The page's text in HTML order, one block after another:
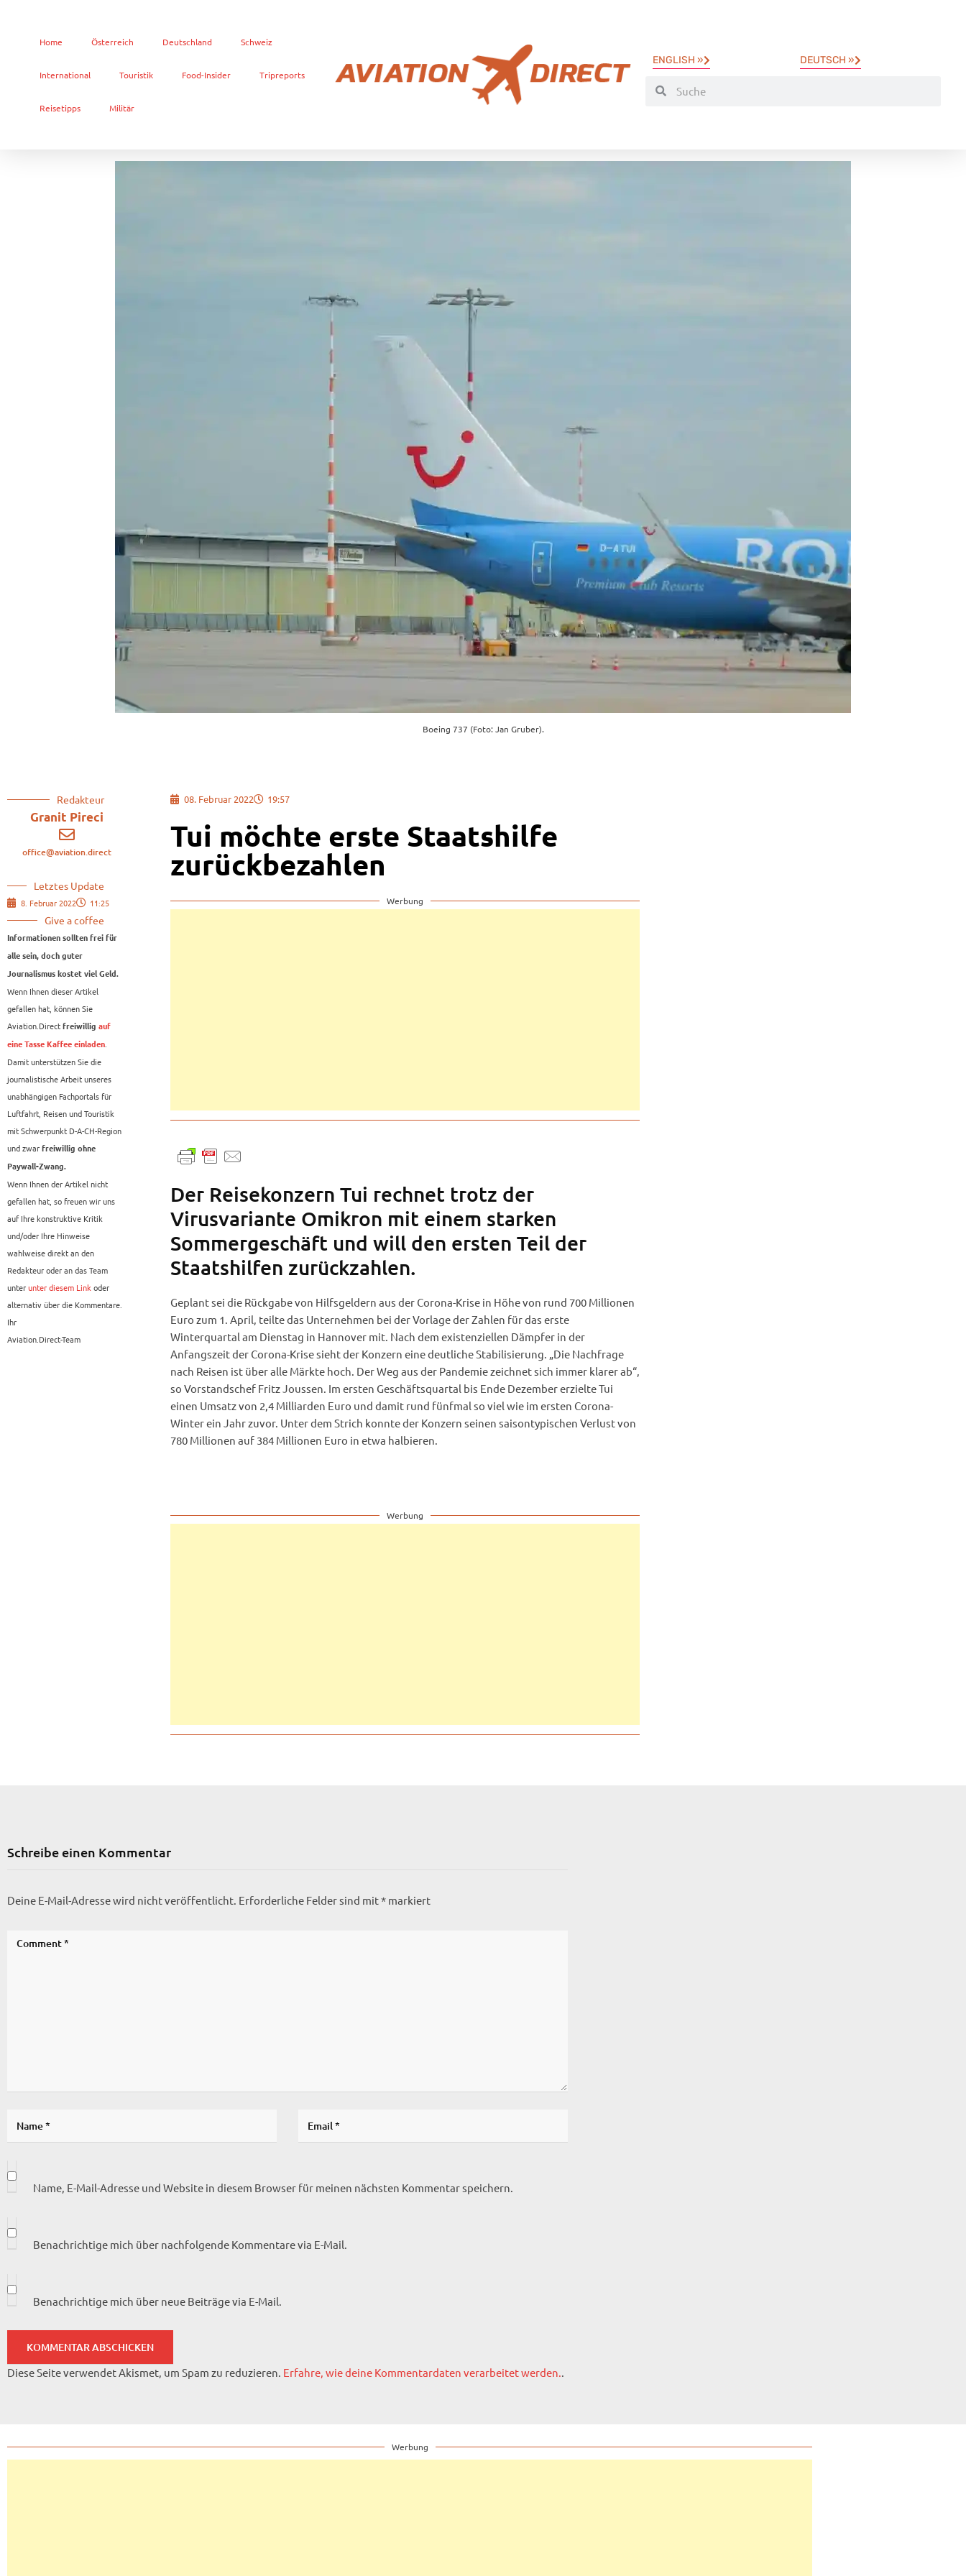
Home Österreich Deutschland Schweiz
International Touristik Food-Insider Tripreports
Reisetipps Militär
ENGLISH » DEUTSCH »
Boeing 737 (Foto: Jan Gruber).
Redakteur
Granit Pireci
office@aviation.direct
Letztes Update
8. Februar 2022 11:25
Give a coffee
Informationen sollten frei für
alle sein, doch guter
Journalismus kostet viel Geld.
Wenn Ihnen dieser Artikel
gefallen hat, können Sie
Aviation.Direct freiwillig auf
eine Tasse Kaffee einladen.
Damit unterstützen Sie die
journalistische Arbeit unseres
unabhängigen Fachportals für
Luftfahrt, Reisen und Touristik
mit Schwerpunkt D-A-CH-Region
und zwar freiwillig ohne
Paywall-Zwang.
Wenn Ihnen der Artikel nicht
gefallen hat, so freuen wir uns
auf Ihre konstruktive Kritik
und/oder Ihre Hinweise
wahlweise direkt an den
Redakteur oder an das Team
unterunter diesem Linkoder
alternativ über die Kommentare.
Ihr
Aviation.Direct-Team
08. Februar 2022 19:57
Tui möchte erste Staatshilfe
zurückbezahlen
Werbung
Der Reisekonzern Tui rechnet trotz der
Virusvariante Omikron mit einem starken
Sommergeschäft und will den ersten Teil der
Staatshilfen zurückzahlen.
Geplant sei die Rückgabe von Hilfsgeldern aus der Corona-Krise in Höhe von rund 700 Millionen
Euro zum 1. April, teilte das Unternehmen bei der Vorlage der Zahlen für das erste
Winterquartal am Dienstag in Hannover mit. Nach dem existenziellen Dämpfer in der
Anfangszeit der Corona-Krise sieht der Konzern eine deutliche Stabilisierung. „Die Nachfrage
nach Reisen ist über alle Märkte hoch. Der Weg aus der Pandemie zeichnet sich immer klarer ab“,
so Vorstandschef Fritz Joussen. Im ersten Geschäftsquartal bis Ende Dezember erzielte Tui
einen Umsatz von 2,4 Milliarden Euro und damit rund fünfmal so viel wie im ersten Corona-
Winter ein Jahr zuvor. Unter dem Strich konnte der Konzern seinen saisontypischen Verlust von
780 Millionen auf 384 Millionen Euro in etwa halbieren.
Werbung
Schreibe einen Kommentar
Deine E-Mail-Adresse wird nicht veröffentlicht. Erforderliche Felder sind mit* markiert
Name, E-Mail-Adresse und Website in diesem Browser für meinen nächsten Kommentar speichern.
Benachrichtige mich über nachfolgende Kommentare via E-Mail.
Benachrichtige mich über neue Beiträge via E-Mail.
Diese Seite verwendet Akismet, um Spam zu reduzieren. Erfahre, wie deine Kommentardaten verarbeitet werden..
Werbung